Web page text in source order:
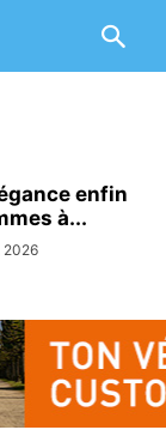
enfin
à...
2026